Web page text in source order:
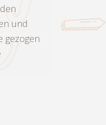
und
gezogen